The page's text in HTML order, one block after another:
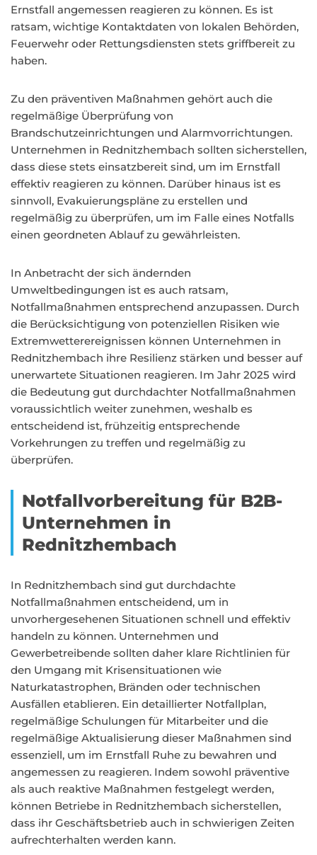
Ernstfall angemessen reagieren zu können. Es ist
ratsam, wichtige Kontaktdaten von lokalen Behörden,
Feuerwehr oder Rettungsdiensten stets griffbereit zu
haben.
Zu den präventiven Maßnahmen gehört auch die
regelmäßige Überprüfung von
Brandschutzeinrichtungen und Alarmvorrichtungen.
Unternehmen in Rednitzhembach sollten sicherstellen,
dass diese stets einsatzbereit sind, um im Ernstfall
effektiv reagieren zu können. Darüber hinaus ist es
sinnvoll, Evakuierungspläne zu erstellen und
regelmäßig zu überprüfen, um im Falle eines Notfalls
einen geordneten Ablauf zu gewährleisten.
In Anbetracht der sich ändernden
Umweltbedingungen ist es auch ratsam,
Notfallmaßnahmen entsprechend anzupassen. Durch
die Berücksichtigung von potenziellen Risiken wie
Extremwetterereignissen können Unternehmen in
Rednitzhembach ihre Resilienz stärken und besser auf
unerwartete Situationen reagieren. Im Jahr 2025 wird
die Bedeutung gut durchdachter Notfallmaßnahmen
voraussichtlich weiter zunehmen, weshalb es
entscheidend ist, frühzeitig entsprechende
Vorkehrungen zu treffen und regelmäßig zu
überprüfen.
Notfallvorbereitung für B2B-
Unternehmen in
Rednitzhembach
In Rednitzhembach sind gut durchdachte
Notfallmaßnahmen entscheidend, um in
unvorhergesehenen Situationen schnell und effektiv
handeln zu können. Unternehmen und
Gewerbetreibende sollten daher klare Richtlinien für
den Umgang mit Krisensituationen wie
Naturkatastrophen, Bränden oder technischen
Ausfällen etablieren. Ein detaillierter Notfallplan,
regelmäßige Schulungen für Mitarbeiter und die
regelmäßige Aktualisierung dieser Maßnahmen sind
essenziell, um im Ernstfall Ruhe zu bewahren und
angemessen zu reagieren. Indem sowohl präventive
als auch reaktive Maßnahmen festgelegt werden,
können Betriebe in Rednitzhembach sicherstellen,
dass ihr Geschäftsbetrieb auch in schwierigen Zeiten
aufrechterhalten werden kann.